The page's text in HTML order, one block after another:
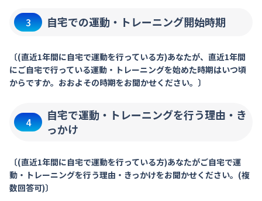
3 自宅での運動・トレーニング開始時期
〔(直近1年間に自宅で運動を行っている方)あなたが、直近1年間
にご自宅で行っている運動・トレーニングを始めた時期はいつ頃
からですか。おおよその時期をお聞かせください。〕
4
自宅で運動・トレーニングを行う理由・き
っかけ
〔(直近1年間に自宅で運動を行っている方)あなたがご自宅で運
動・トレーニングを行う理由・きっかけをお聞かせください。(複
数回答可)〕